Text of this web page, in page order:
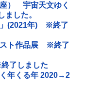
） 宇宙天文ゆく
した。
」(2021年) ※終了
スト作品展 ※終了
了しました
年くる年 2020→2